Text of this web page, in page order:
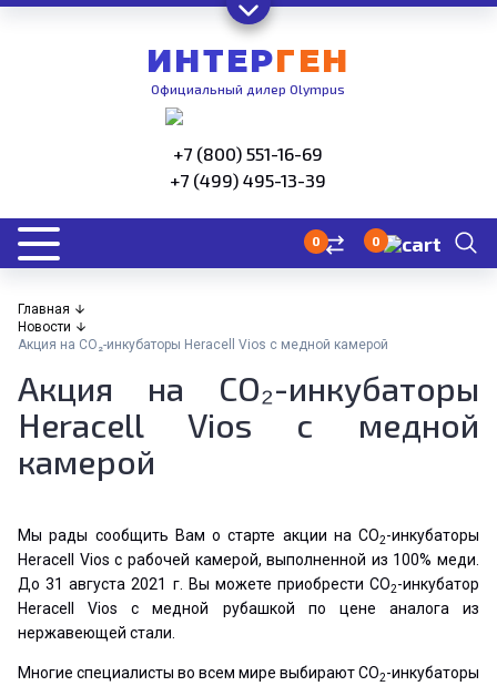
ИНТЕРГЕН
Официальный дилер Olympus
+7 (800) 551-16-69
+7 (499) 495-13-39
0 0
Главная
Новости
Акция на CO₂-инкубаторы Heracell Vios с медной камерой
Акция на CO₂-инкубаторы
Heracell Vios с медной
камерой
Мы рады сообщить Вам о старте акции на CO2-инкубаторы
Heracell Vios с рабочей камерой, выполненной из 100% меди.
До 31 августа 2021 г. Вы можете приобрести CO2-инкубатор
Heracell Vios с медной рубашкой по цене аналога из
нержавеющей стали.
Многие специалисты во всем мире выбирают CO2-инкубаторы